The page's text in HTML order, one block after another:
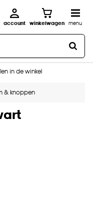
account winkelwagen menu
in de winkel
aan huis
& knoppen